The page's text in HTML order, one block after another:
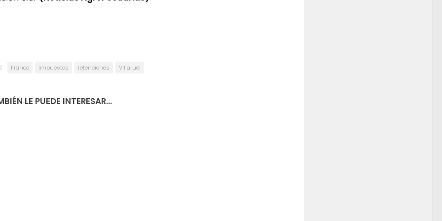
Franco impuestos retenciones Villaruel
LE PUEDE INTERESAR...